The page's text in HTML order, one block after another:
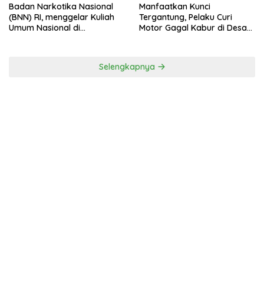
Badan Narkotika Nasional
(BNN) RI, menggelar Kuliah
Umum Nasional di
Manfaatkan Kunci
Tergantung, Pelaku Curi
Motor Gagal Kabur di Desa
Selengkapnya